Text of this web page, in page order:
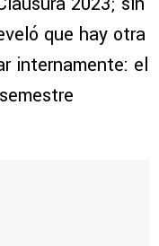
que hay otra
internamente: el